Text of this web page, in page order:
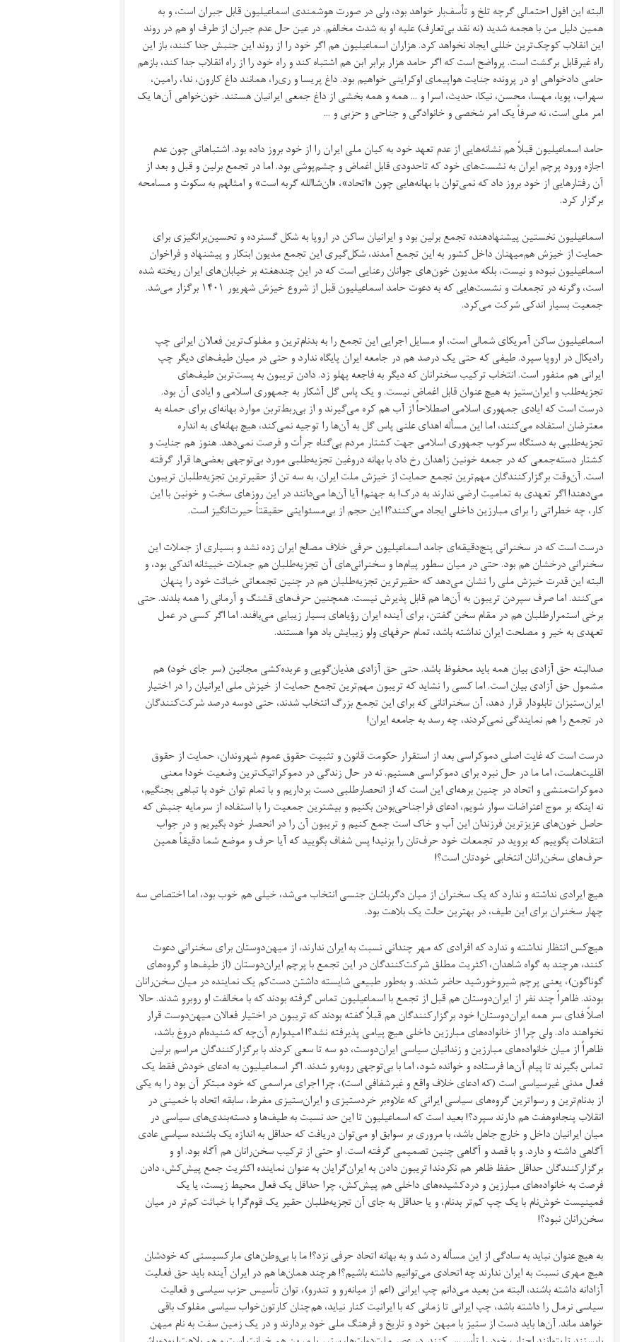
البته این افول احتمالی گرچه تلخ و تأسف‌بار خواهد بود، ولی در صورت هوشمندی اسماعیلیون قابل جبران است، و به
همین دلیل من با هجمه شدید (نه نقد بی‌تعارف) علیه او به شدت مخالفم. در عین حال عدم جبران از طرف او هم در روند
این انقلاب کوچک‌ترین خللی ایجاد نخواهد کرد. هزاران اسماعیلیون هم اگر خود را از روند این جنبش جدا کنند، باز این
راه غیرقابل برگشت است. پرواضح است که اگر حامد هزار برابر ابن هم اشتباه کند و راه خود را از راه انقلاب جدا کند، بازهم
حامی دادخواهی او در پرونده جنایت هواپیمای اوکراینی خواهیم بود. داغ پریسا و ری‌را، همانند داغ کارون، ندا، رامین،
سهراب، پویا، مهسا، محسن، نیکا، حدیث، اسرا و ... همه و همه بخشی از داغ جمعی ایرانیان هستند. خون‌خواهی آن‌ها یک
امر ملی است، نه صرفاً یک امر شخصی و خانوادگی و جناحی و حزبی و ...
حامد اسماعیلیون قبلاً هم نشانه‌هایی از عدم تعهد خود به کیان ملی ایران را از خود بروز داده بود. اشتباهاتی چون عدم
اجازه ورود پرچم ایران به نشست‌های خود که تاحدودی قابل اغماض و چشم‌پوشی بود. اما در تجمع برلین و قبل و بعد از
آن رفتارهایی از خود بروز داد که نمی‌توان با بهانه‌هایی چون «اتحاد»، «ان‌شاالله گربه است» و امثالهم به سکوت و مسامحه
برگزار کرد.
اسماعیلیون نخستین پیشنهادهنده تجمع برلین بود و ایرانیان ساکن در اروپا به شکل گسترده و تحسین‌برانگیزی برای
حمایت از خیزش هم‌میهنان داخل کشور به این تجمع آمدند، شکل‌گیری این تجمع مدیون ابتکار و پیشنهاد و فراخوان
اسماعیلیون نبوده و نیست، بلکه مدیون خون‌های جوانان رعنایی است که در این چندهغته بر خیابان‌های ایران ریخته شده
است، وگرنه در تجمعات و نشست‌هایی که به دعوت حامد اسماعیلیون قبل از شروع خیزش شهریور ۱۴۰۱ برگزار می‌شد.
جمعیت بسیار اندکی شرکت می‌کرد.
اسماعیلیون ساکن آمریکای شمالی است، او مسایل اجرایی این تجمع را به بدنام‌ترین و مفلوک‌ترین فعالان ایرانی چپ
رادیکال در اروپا سپرد. طیفی که حتی یک درصد هم در جامعه ایران پایگاه ندارد و حتی در میان طیف‌های دیگر چپ
ایرانی هم منفور است. انتخاب ترکیب سخنرانان که دیگر به فاجعه پهلو زد. دادن تریبون به پست‌تربن طیف‌های
تجزیه‌طلب و ایران‌ستیز به هیچ عنوان قابل اغماض نیست. و یک پاس گل آشکار به جمهوری اسلامی و ایادی آن بود.
درست است که ایادی جمهوری اسلامی اصطلاحاً از آب هم کره می‌گیرند و از بی‌ربط‌تربن موارد بهانه‌ای برای حمله به
معترضان استفاده می‌کنند، اما این مسأله اهدای علنی پاس گل به آن‌ها را توجیه نمی‌کند، هیچ بهانه‌ای به انداره
تجزیه‌طلبی به دستگاه سرکوب جمهوری اسلامی جهت کشتار مردم بی‌گناه جرأت و فرصت نمی‌دهد. هنوز هم جنایت و
کشتار دسته‌جمعی که در جمعه خونین زاهدان رخ داد با بهانه دروغین تجزیه‌طلبی مورد بی‌توجهی بعضی‌ها قرار گرفته
است. آن‌وقت برگزارکنندگان مهم‌ترین تجمع حمایت از خیزش ملت ایران، به سه تن از حقیرترین تجزیه‌طلبان تریبون
می‌دهند! اگر تعهدی به تمامیت ارضی ندارند به درک! به جهنم! آیا آن‌ها می‌دانند در این روزهای سخت و خونین با این
کار، چه خطراتی را برای مبارزین داخلی ایجاد می‌کنند؟! این حجم از بی‌مسئوایتی حقیقتاً حیرت‌انگیز است.
درست است که در سخنرانی پنج‌دقیقه‌ای جامد اسماعیلیون حرفی خلاف مصالح ایران زده نشد و بسیاری از جملات این
سخنرانی درخشان هم بود. حتی در میان سطور پیام‌ها و سخنرانی‌های آن تجزیه‌طلبان هم جملات خبیثانه اندکی بود، و
البته این قدرت خیزش ملی را نشان می‌دهد که حقیرترین تجزیه‌طلبان هم در چنین تجمعاتی خباثت خود را پنهان
می‌کنند. اما صرف سپردن تریبون به آن‌ها هم قابل پذیرش نیست. همچنین حرف‌های قشنگ و آرمانی را همه بلدند. حتی
برخی استمرار‌طلبان هم در مقام سخن گفتن، برای آینده ایران رؤیاهای بسیار زیبایی می‌بافند. اما اگر کسی در عمل
تعهدی به خیر و مصلحت ایران نداشته باشد، تمام حرفهای ولو زیبایش باد هوا هستند.
صدالبته حق آزادی بیان همه باید محفوظ باشد. حتی حق آزادی هذیان‌گویی و عربده‌کشی مجانین (سر جای خود) هم
مشمول حق آزادی بیان است. اما کسی را نشاید که تریبون مهم‌ترین تجمع حمایت از خیزش ملی ایرانیان را در اختیار
ایران‌ستیزان تابلودار قرار دهد، آن سخنرانانی که برای این تجمع بزرگ انتخاب شدند، حتی دوسه درصد شرکت‌کنندگان
در تجمع را هم نمایندگی نمی‌کردند، چه رسد به جامعه ایران!
درست است که غایت اصلی دموکراسی بعد از استقرار حکومت قانون و تثبیت حقوق عموم شهروندان، حمایت از حقوق
اقلیت‌هاست، اما ما در حال نبرد برای دموکراسی هستیم. نه در حال زندگی در دموکراتیک‌ترین وضعیت خود! معنی
دموکرا‌ت‌منشی و اتحاد در چنین برهه‌ای این است که از انحصارطلبی دست برداریم و با تمام توان خود با تباهی بجنگیم،
نه اینکه بر موج اعتراضات سوار شویم، ادعای فراجناحی‌بودن بکنیم و بیشترین جمعیت را با استفاده از سرمایه جنبش که
حاصل خون‌های عزیزترین فرزندان این آب و خاک است جمع کنیم و تریبون آن را در انحصار خود بگیریم و در جواب
انتقادات بگوییم که بروید در تجمعات خود حرف‌تان را بزنید! پس شفاف بگویید که آیا حرف و موضع شما دقیقاً همین
حرف‌های سخن‌رانان انتخابی خودتان است؟!
هیچ ایرادی نداشته و ندارد که یک سخنران از میان دگرباشان جنسی انتخاب می‌شد، خیلی هم خوب بود، اما اختصاص سه
چهار سخنران برای این طیف، در بهترین حالت یک بلاهت بود.
هیچ‌کس انتظار نداشته و ندارد که افرادی که مهر چندانی نسبت به ایران ندارند، از میهن‌دوستان برای سخنرانی دعوت
کنند، هرچند به گواه شاهدان، اکثریت مطلق شرکت‌کنندگان در این تجمع با پرچم ایران‌دوستان (از طیف‌ها و گروه‌های
گوناگون)، یعنی پرچم شیروخورشید حاضر شدند. و به‌طور طبیعی شایسته داشتن دست‌کم یک نماینده در میان سخن‌رانان
بودند. ظاهراً چند نفر از ایران‌دوستان هم قبل از تجمع با اسماعیلیون تماس گرفته بودند که با مخالفت او روبرو شدند. حالا
اصلاً فدای سر همه ایران‌دوستان! خود برگزارکنندگان هم قبلاً گفته بودند که تریبون در اختیار فعالان میهن‌دوست قرار
نخواهند داد. ولی چرا از خانواده‌های مبارزین داخلی هیچ پیامی پذیرفته نشد؟! امیدوارم آن‌چه که شنیده‌ام دروغ باشد،
ظاهراً از میان خانواده‌های مبارزین و زندانیان سیاسی ایران‌دوست، دو سه تا سعی کردند با برگزارکنندگان مراسم برلین
تماس بگیرند تا پیام آن‌ها فرستاده و خوانده شود، اما با بی‌توجهی روبه‌رو شدند. اگر اسماعیلیون به ادعای خودش فقط یک
فعال مدنی غیرسیاسی است (که ادعای خلاف واقع و غیرشفافی است)، چرا اجرای مراسمی که خود مبتکر آن بود را به یکی
از بدنام‌ترین و رسواترین گروه‌های سیاسی ایرانی که علاوه‌بر خردستیزی و ایران‌ستیزی مفرط، سابقه اتحاد با خمینی در
انقلاب پنجاه‌وهفت هم دارند سپرد؟! بعید است که اسماعیلیون تا این حد نسبت به طیف‌ها و دسته‌بندی‌های سیاسی در
میان ایرانیان داخل و خارج جاهل باشد، با مروری بر سوابق او می‌توان دریافت که حداقل به اندازه یک باشنده سیاسی عادی
آگاهی داشته و دارد. و با قصد و آگاهی چنین تصمیمی گرفته است. او حتی از ترکیب سخن‌رانان هم آگاه بود. او و
برگزارکنندگان حداقل حفظ ظاهر هم نکردند! تریبون دادن به ایران‌گرایان به عنوان نماینده اکثریت جمع پیش‌کش، دادن
فرصت به خانواده‌های مبارزین و دردکشیده‌های داخلی هم پیش‌کش، چرا حداقل یک فعال محیط زیست، یا یک
فمینیست خوش‌نام با یک چپ کم‌تر بدنام، و یا حداقل به جای آن تجزیه‌طلبان حقیر یک قوم‌گرا با خباثت کم‌تر در میان
سخن‌رانان نبود؟!
به هیچ عنوان نباید به سادگی از این مسأله رد شد و به بهانه اتحاد حرفی نزد؟! ما با بی‌وطن‌های مارکسیستی که خودشان
هیچ مهری نسبت به ایران ندارند چه اتحادی می‌توانیم داشته باشیم؟! هرچند همان‌ها هم در ایران آینده باید حق فعالیت
آزادانه داشته باشند، البته من بعید می‌دانم چپ ایرانی (اعم از میانه‌رو و تندرو)، توان تأسیس حزب سیاسی و فعالیت
سیاسی نرمال را داشته باشد، چپ ایرانی تا زمانی که با ایرانیت کنار نیاید، هم‌چنان کارتون‌خواب سیاسی مفلوک باقی
خواهد ماند. آن‌ها باید دست از ستیز با میهن خود و تاریخ و فرهنگ ملی خود بردارند و در یک زمین سفت به نام میهن